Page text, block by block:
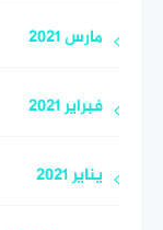
مارس 2021
فبراير 2021
يناير 2021